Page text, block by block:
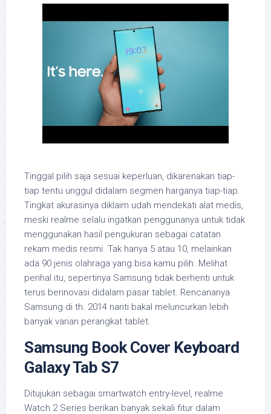
Tinggal pilih saja sesuai keperluan, dikarenakan tiap-
tiap tentu unggul didalam segmen harganya tiap-tiap.
Tingkat akurasinya diklaim udah mendekati alat medis,
meski realme selalu ingatkan penggunanya untuk tidak
menggunakan hasil pengukuran sebagai catatan
rekam medis resmi. Tak hanya 5 atau 10, melainkan
ada 90 jenis olahraga yang bisa kamu pilih. Melihat
perihal itu, sepertinya Samsung tidak berhenti untuk
terus berinovasi didalam pasar tablet. Rencananya
Samsung di th. 2014 nanti bakal meluncurkan lebih
banyak varian perangkat tablet.
Samsung Book Cover Keyboard
Galaxy Tab S7
Ditujukan sebagai smartwatch entry-level, realme
Watch 2 Series berikan banyak sekali fitur dalam